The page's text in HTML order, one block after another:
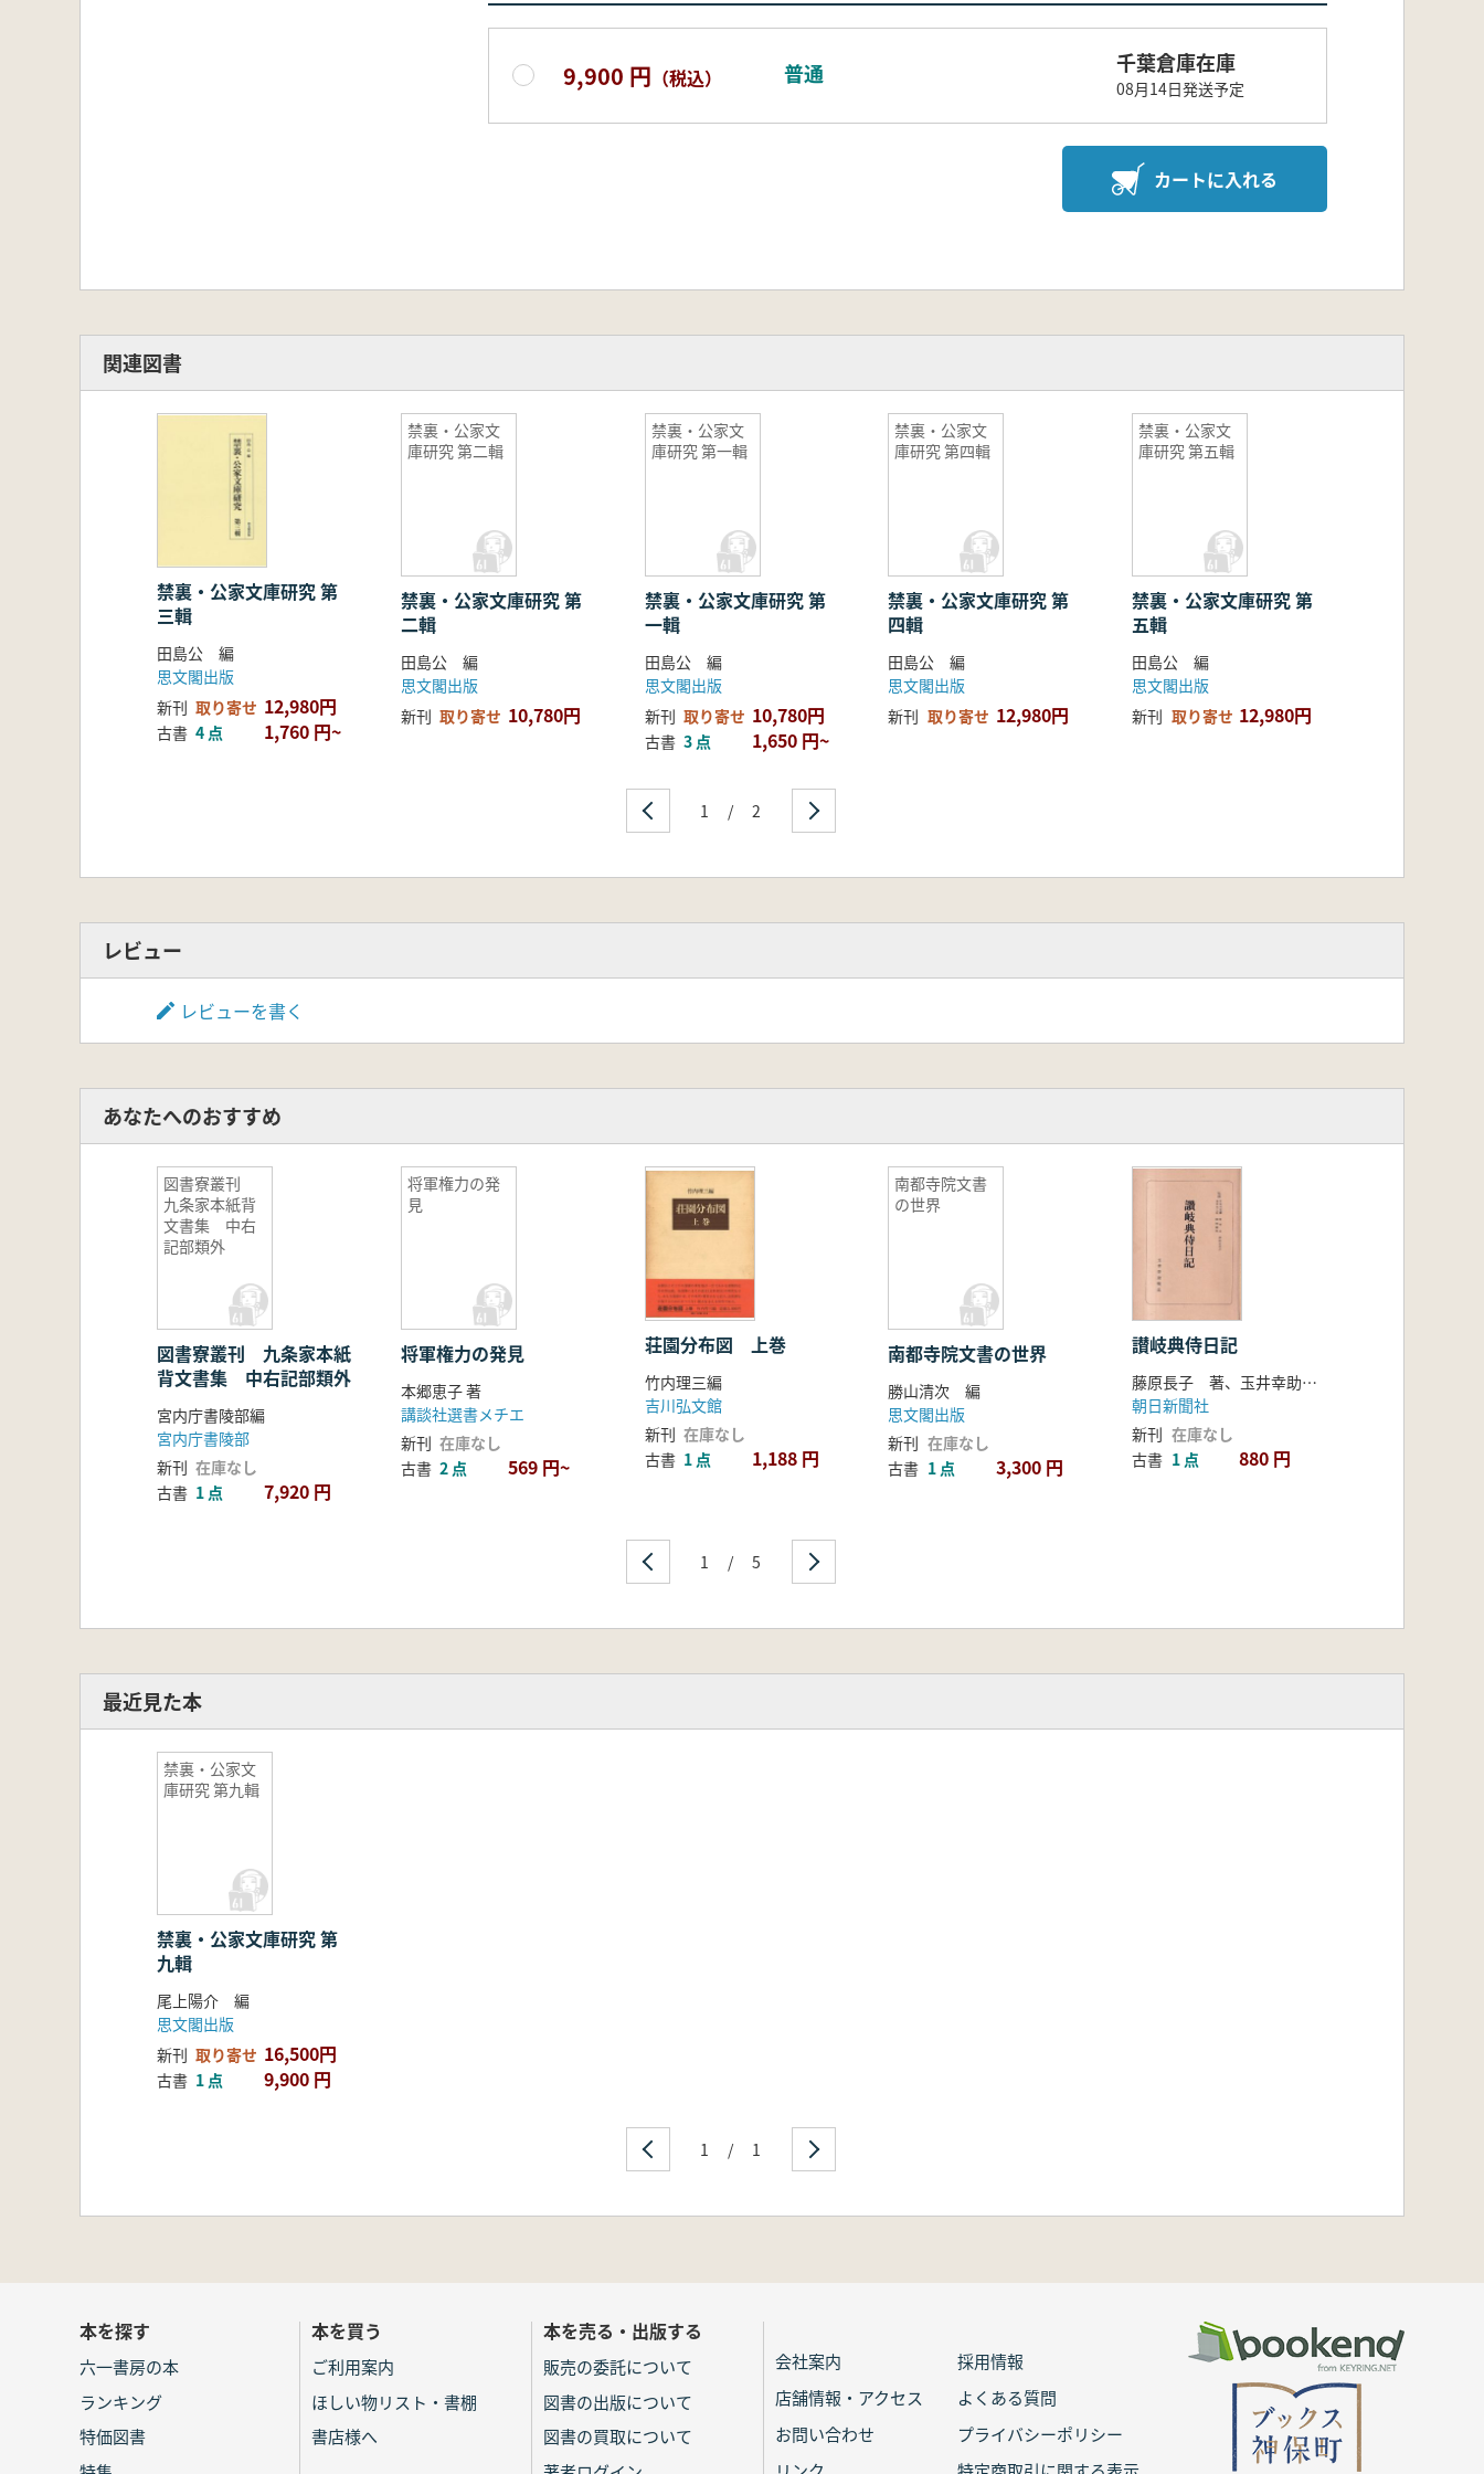
9,900 円 （税込） 普通 千葉倉庫在庫
08月14日発送予定
カートに入れる
関連図書
禁裏・公家文庫研究 第
三輯
田島公 編
思文閣出版
新刊 取り寄せ 12,980円
古書 4 点 1,760 円~
禁裏・公家文
庫研究 第二輯
禁裏・公家文庫研究 第
二輯
田島公 編
思文閣出版
新刊 取り寄せ 10,780円
禁裏・公家文
庫研究 第一輯
禁裏・公家文庫研究 第
一輯
田島公 編
思文閣出版
新刊 取り寄せ 10,780円
古書 3 点 1,650 円~
禁裏・公家文
庫研究 第四輯
禁裏・公家文庫研究 第
四輯
田島公 編
思文閣出版
新刊 取り寄せ 12,980円
禁裏・公家文
庫研究 第五輯
禁裏・公家文庫研究 第
五輯
田島公 編
思文閣出版
新刊 取り寄せ 12,980円
1 / 2
レビュー
レビューを書く
あなたへのおすすめ
図書寮叢刊
九条家本紙背
文書集 中右
記部類外
図書寮叢刊 九条家本紙
背文書集 中右記部類外
宮内庁書陵部編
宮内庁書陵部
新刊 在庫なし
古書 1 点 7,920 円
将軍権力の発
見
将軍権力の発見
本郷恵子 著
講談社選書メチエ
新刊 在庫なし
古書 2 点 569 円~
荘園分布図 上巻
竹内理三編
吉川弘文館
新刊 在庫なし
古書 1 点 1,188 円
南都寺院文書
の世界
南都寺院文書の世界
勝山清次 編
思文閣出版
新刊 在庫なし
古書 1 点 3,300 円
讃岐典侍日記
藤原長子 著、玉井幸助 校註
朝日新聞社
新刊 在庫なし
古書 1 点 880 円
1 / 5
最近見た本
禁裏・公家文
庫研究 第九輯
禁裏・公家文庫研究 第
九輯
尾上陽介 編
思文閣出版
新刊 取り寄せ 16,500円
古書 1 点 9,900 円
1 / 1
本を探す
六一書房の本
ランキング
特価図書
本を買う
ご利用案内
ほしい物リスト・書棚
書店様へ
本を売る・出版する
販売の委託について
図書の出版について
図書の買取について
会社案内
採用情報
店舗情報・アクセス
よくある質問
お問い合わせ
プライバシーポリシー